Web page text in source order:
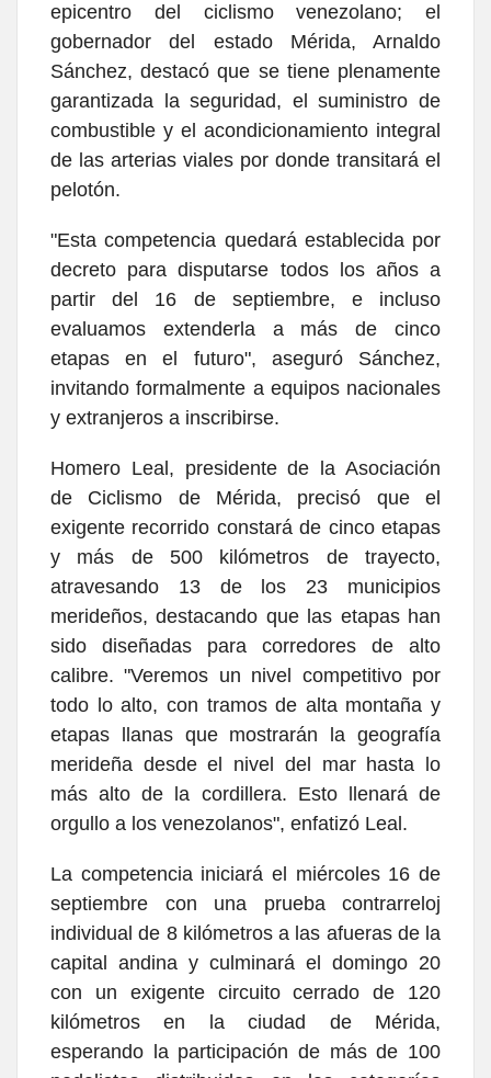
epicentro del ciclismo venezolano; el
gobernador del estado Mérida, Arnaldo
Sánchez, destacó que se tiene plenamente
garantizada la seguridad, el suministro de
combustible y el acondicionamiento integral
de las arterias viales por donde transitará el
pelotón.
"Esta competencia quedará establecida por
decreto para disputarse todos los años a
partir del 16 de septiembre, e incluso
evaluamos extenderla a más de cinco
etapas en el futuro", aseguró Sánchez,
invitando formalmente a equipos nacionales
y extranjeros a inscribirse.
Homero Leal, presidente de la Asociación
de Ciclismo de Mérida, precisó que el
exigente recorrido constará de cinco etapas
y más de 500 kilómetros de trayecto,
atravesando 13 de los 23 municipios
merideños, destacando que las etapas han
sido diseñadas para corredores de alto
calibre. "Veremos un nivel competitivo por
todo lo alto, con tramos de alta montaña y
etapas llanas que mostrarán la geografía
merideña desde el nivel del mar hasta lo
más alto de la cordillera. Esto llenará de
orgullo a los venezolanos", enfatizó Leal.
La competencia iniciará el miércoles 16 de
septiembre con una prueba contrarreloj
individual de 8 kilómetros a las afueras de la
capital andina y culminará el domingo 20
con un exigente circuito cerrado de 120
kilómetros en la ciudad de Mérida,
esperando la participación de más de 100